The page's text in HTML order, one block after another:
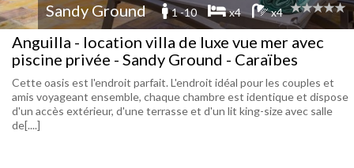
Sandy Ground 1 -10 x4 x4
Anguilla - location villa de luxe vue mer avec
piscine privée - Sandy Ground - Caraïbes
Cette oasis est l'endroit parfait. L'endroit idéal pour les couples et
amis voyageant ensemble, chaque chambre est identique et dispose
d'un accès extérieur, d'une terrasse et d'un lit king-size avec salle
de[....]